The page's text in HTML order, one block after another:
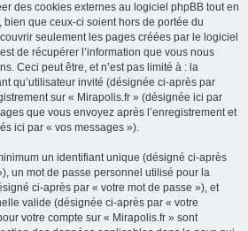
des cookies externes au logiciel phpBB tout en
que ceux-ci soient hors de portée du
seulement les pages créées par le logiciel
de récupérer l’information que vous nous
Ceci peut être, et n’est pas limité à : la
qu’utilisateur invité (désignée ci-après par
sur « Mirapolis.fr » (désignée ici par
que vous envoyez après l’enregistrement et
ici par « vos messages »).
un identifiant unique (désigné ci-après
un mot de passe personnel utilisé pour la
ci-après par « votre mot de passe »), et
valide (désignée ci-après par « votre
votre compte sur « Mirapolis.fr » sont